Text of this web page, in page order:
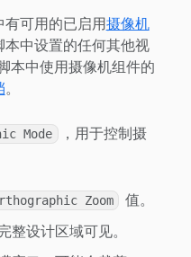
可用的已启用摄像机
中设置的任何其他视
本中使用摄像机组件的
。
Mode
，用于控制摄
Zoom 值。
整设计区域可见。